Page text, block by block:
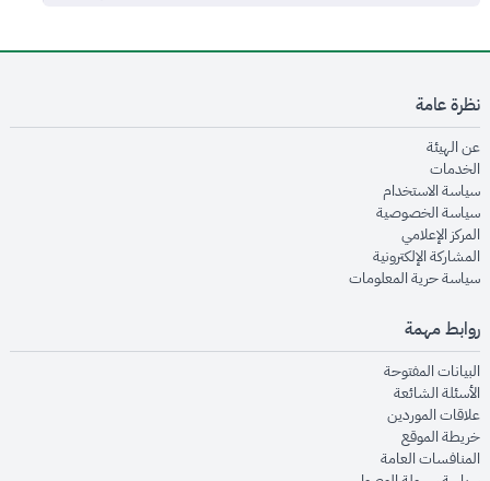
نظرة عامة
عن الهيئةopens in new window
الخدماتopens in new window
سياسة الاستخدام
سياسة الخصوصيةopens in new window
المركز الإعلاميopens in new window
المشاركة الإلكترونيةopens in new window
سياسة حرية المعلوماتopens in new window
روابط مهمة
البيانات المفتوحةopens in new window
الأسئلة الشائعةopens in new window
علاقات الموردينopens in new window
خريطة الموقعopens in new window
المنافسات العامةopens in new window